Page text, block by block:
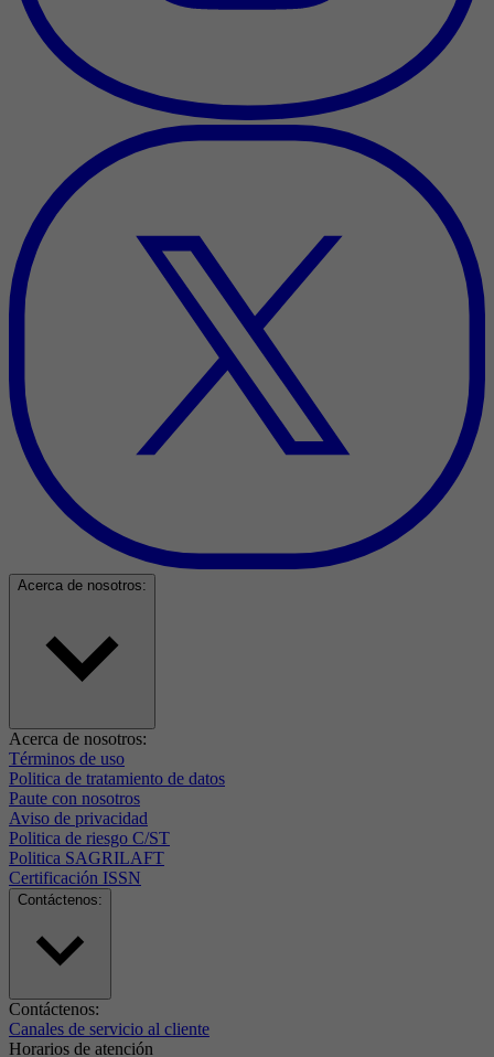
Acerca de nosotros:
Acerca de nosotros:
Términos de uso
Politica de tratamiento de datos
Paute con nosotros
Aviso de privacidad
Politica de riesgo C/ST
Politica SAGRILAFT
Certificación ISSN
Contáctenos:
Contáctenos:
Canales de servicio al cliente
Horarios de atención